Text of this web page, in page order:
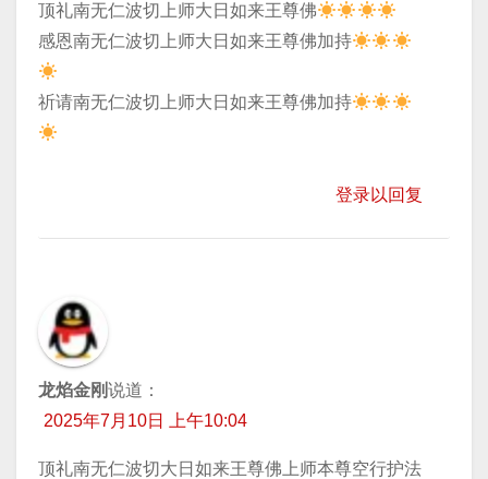
顶礼南无仁波切上师大日如来王尊佛
​感恩南无仁波切上师大日如来王尊佛加持
​祈请南无仁波切上师大日如来王尊佛加持
登录以回复
龙焰金刚说道：
2025年7月10日 上午10:04
顶礼南无仁波切大日如来王尊佛上师本尊空行护法